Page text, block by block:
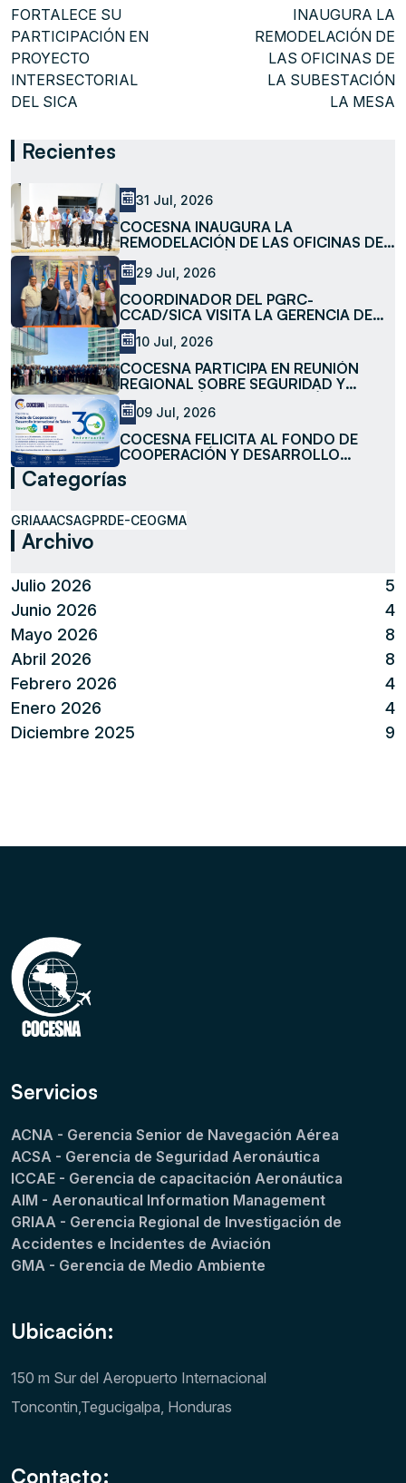
FORTALECE SU
PARTICIPACIÓN EN
PROYECTO
INTERSECTORIAL
DEL SICA
INAUGURA LA
REMODELACIÓN DE
LAS OFICINAS DE
LA SUBESTACIÓN
LA MESA
Recientes
31 Jul, 2026
COCESNA INAUGURA LA
REMODELACIÓN DE LAS OFICINAS DE
LA SUBESTACIÓN LA MESA
29 Jul, 2026
COORDINADOR DEL PGRC-
CCAD/SICA VISITA LA GERENCIA DE
MEDIO AMBIENTE DE COCESNA
10 Jul, 2026
COCESNA PARTICIPA EN REUNIÓN
REGIONAL SOBRE SEGURIDAD Y
FACILITACIÓN DE LA AVIACIÓN
09 Jul, 2026
COCESNA FELICITA AL FONDO DE
COOPERACIÓN Y DESARROLLO
(TAIWANICDF) EN SU 30 ANIVERSARIO
Categorías
GRIAAACSAGPRDE-CEOGMA
Archivo
Julio 2026
5
Junio 2026
4
Mayo 2026
8
Abril 2026
8
Febrero 2026
4
Enero 2026
4
Diciembre 2025
9
Servicios
ACNA - Gerencia Senior de Navegación Aérea
ACSA - Gerencia de Seguridad Aeronáutica
ICCAE - Gerencia de capacitación Aeronáutica
AIM - Aeronautical Information Management
GRIAA - Gerencia Regional de Investigación de
Accidentes e Incidentes de Aviación
GMA - Gerencia de Medio Ambiente
Ubicación:
150 m Sur del Aeropuerto Internacional
Toncontin,Tegucigalpa, Honduras
Contacto: